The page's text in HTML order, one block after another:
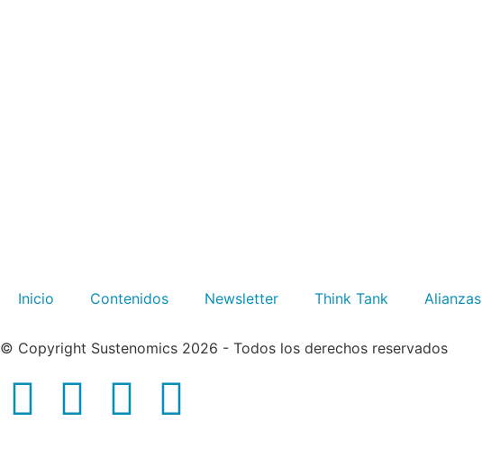
Inicio Contenidos Newsletter Think Tank Alianzas
© Copyright Sustenomics 2026 - Todos los derechos reservados